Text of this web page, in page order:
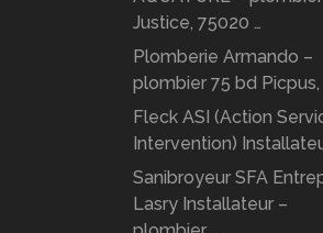
Justice, 75020 …
Plomberie Armando –
plombier 75 bd Picpus,
Fleck ASI (Action
Intervention)
Sanibroyeur SFA
Lasry Installateur –